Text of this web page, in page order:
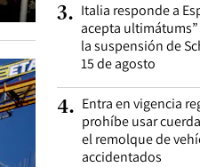
3. Italia responde a
acepta
la suspensión de
15 de agosto
4. Entra en vigencia
prohíbe usar
el remolque de
accidentados